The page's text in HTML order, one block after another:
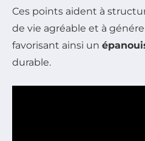
Ces points aident à
de vie agréable et à
favorisant ainsi un
durable.